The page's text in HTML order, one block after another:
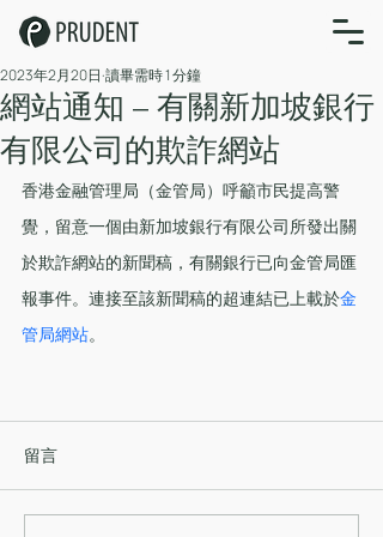
網站通知 – 有關新加坡銀行
有限公司的欺詐網站
2023年2月20日 讀畢需時 1 分鐘
香港金融管理局（金管局）呼籲市民提高警
覺，留意一個由新加坡銀行有限公司所發出關
於欺詐網站的新聞稿，有關銀行已向金管局匯
報事件。連接至該新聞稿的超連結已上載於金
管局網站。
留言